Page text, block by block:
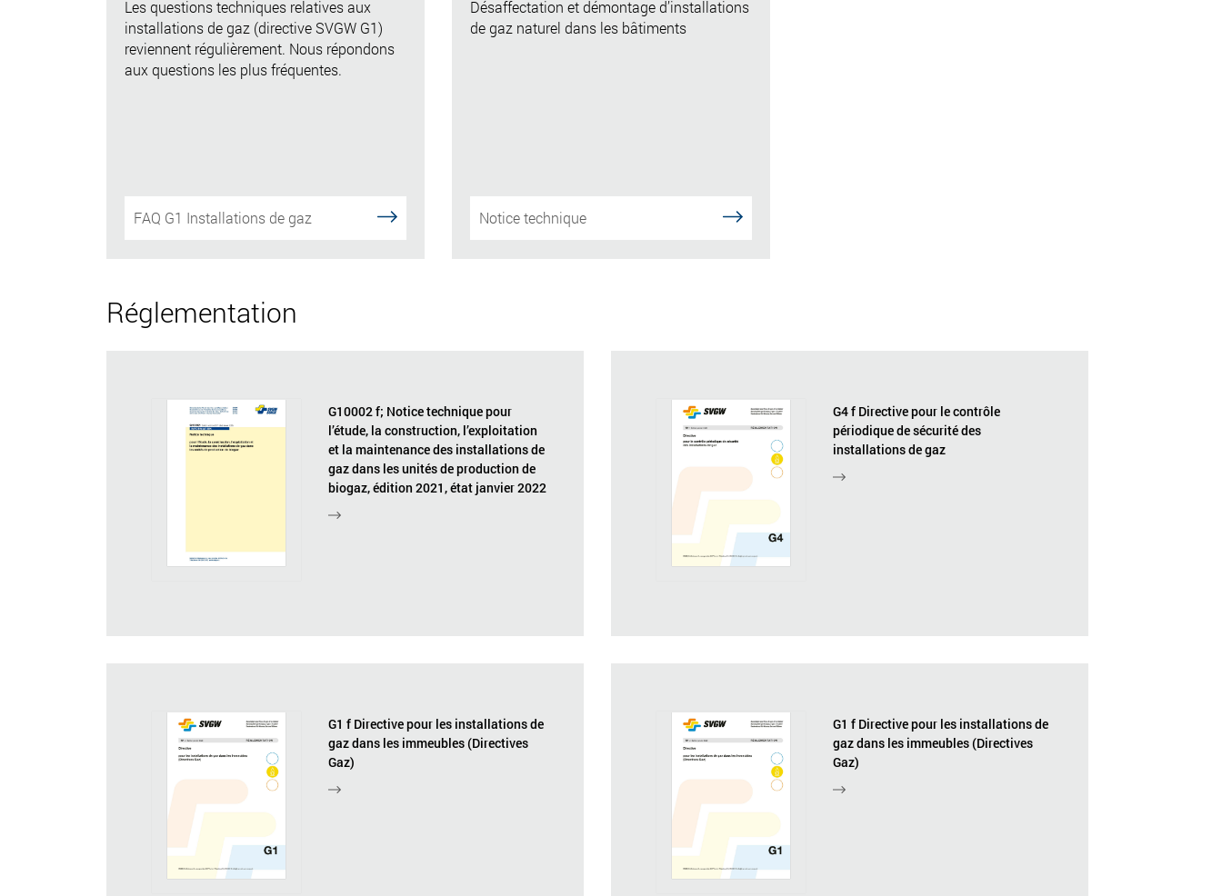
Les questions techniques relatives aux
installations de gaz (directive SVGW G1)
reviennent régulièrement. Nous répondons
aux questions les plus fréquentes.
FAQ G1 Installations de gaz
Désaffectation et démontage d’installations
de gaz naturel dans les bâtiments
Notice technique
Réglementation
G10002 f; Notice technique pour
l’étude, la construction, l’exploitation
et la maintenance des installations de
gaz dans les unités de production de
biogaz, édition 2021, état janvier 2022
G4 f Directive pour le contrôle
périodique de sécurité des
installations de gaz
G1 f Directive pour les installations de
gaz dans les immeubles (Directives
Gaz)
G1 f Directive pour les installations de
gaz dans les immeubles (Directives
Gaz)